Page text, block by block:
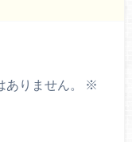
りません。
※